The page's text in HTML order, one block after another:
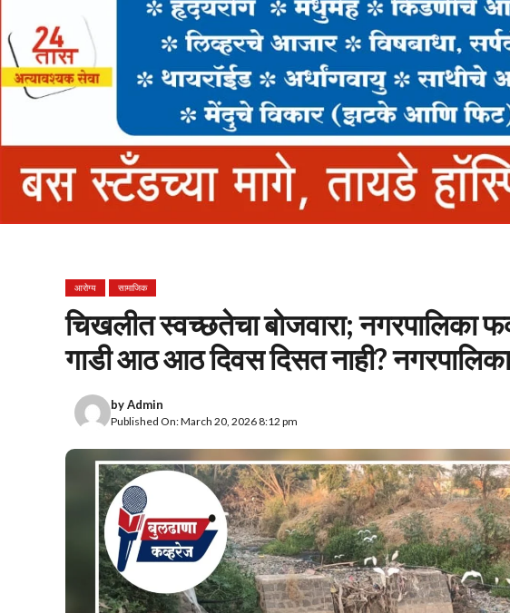
आरोग्य सामाजिक
चिखलीत स्वच्छतेचा बोजवारा; नगरपालिका
गाडी आठ आठ दिवस दिसत नाही?
byAdmin
Published On: March 20, 2026 8:12 pm